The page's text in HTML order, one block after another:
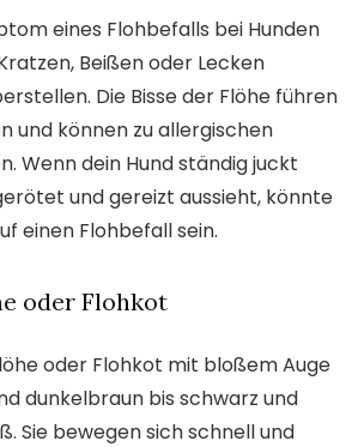
eines Flohbefalls bei Hunden
Beißen oder Lecken
Die Bisse der Flöhe führen
und können zu allergischen
Wenn dein Hund ständig juckt
und gereizt aussieht, könnte
einen Flohbefall sein.
oder Flohkot
oder Flohkot mit bloßem Auge
dunkelbraun bis schwarz und
Sie bewegen sich schnell und